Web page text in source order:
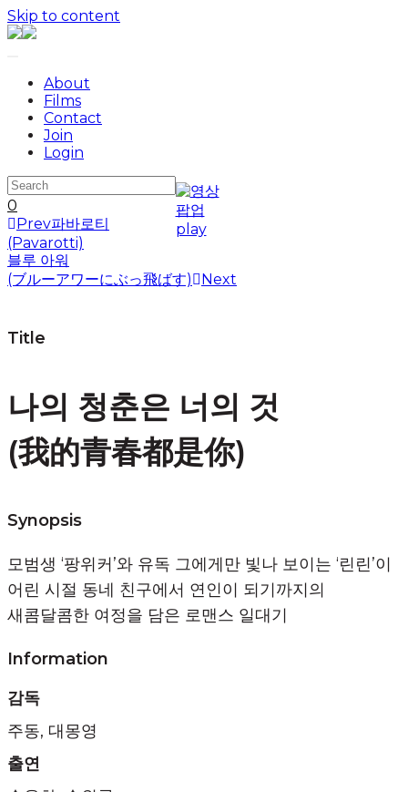
Skip to content
About
Films
Contact
Join
Login
0
Prev파바로티
(Pavarotti)
블루 아워
(ブルーアワーにぶっ飛ばす)
Next
Title
나의 청춘은 너의 것
(我的青春都是你)
Synopsis
모범생 ‘팡위커’와 유독 그에게만 빛나 보이는 ‘린린’이
어린 시절 동네 친구에서 연인이 되기까지의
새콤달콤한 여정을 담은 로맨스 일대기
Information
감독
주동, 대몽영
출연